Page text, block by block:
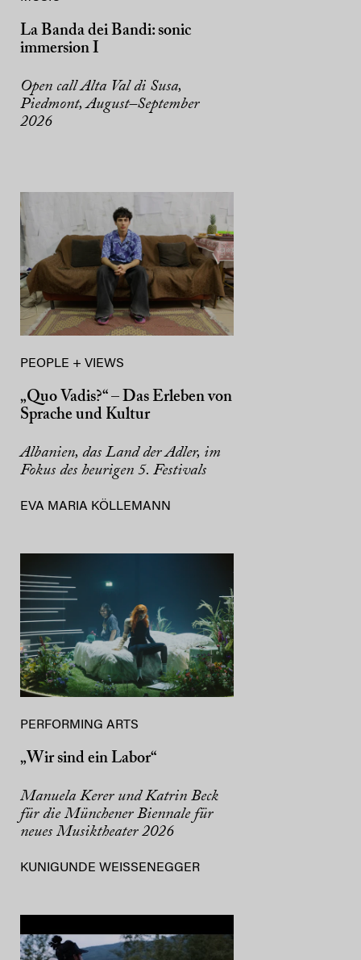
La Banda dei Bandi: sonic
immersion I
Open call Alta Val di Susa,
Piedmont, August–September
2026
PEOPLE + VIEWS
„Quo Vadis?“ – Das Erleben von
Sprache und Kultur
Albanien, das Land der Adler, im
Fokus des heurigen 5. Festivals
EVA MARIA KÖLLEMANN
PERFORMING ARTS
„Wir sind ein Labor“
Manuela Kerer und Katrin Beck
für die Münchener Biennale für
neues Musiktheater 2026
KUNIGUNDE WEISSENEGGER